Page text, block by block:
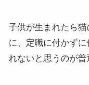
子供が生まれたら
に、定職に付かず
れないと思うのが普